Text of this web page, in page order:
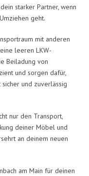
starker Partner, wenn
geht.
mit anderen
leeren LKW-
Beiladung von
und sorgen dafür,
und zuverlässig
nur den Transport,
deiner Möbel und
an deinem neuen
am Main für deinen